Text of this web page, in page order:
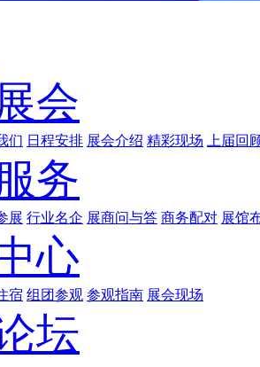
会
们 日程安排 展会介绍 精彩现场 上届回
务
展 行业名企 展商问与答 商务配对 展馆
心
宿 组团参观 参观指南 展会现场
坛